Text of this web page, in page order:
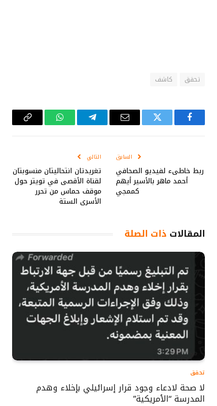
تحقق كاشف
فيسبوك تويتر
البريد
تيلقرام واتساب Copy
السابق
ربط خاطىء لفيديو الصحافي
أحمد ماهر بالأسير أيهم
كممجي
التالي
تغريدتان انتحاليتان منسوبتان
لقناة الأقصى في تويتر حول
موقف حماس من تحرر
الأسرى الستة
المقالات ذات الصلة
تحقق
لا صحة لادعاء وجود قرار إسرائيلي بإخلاء وهدم
المدرسة “الأمريكية”